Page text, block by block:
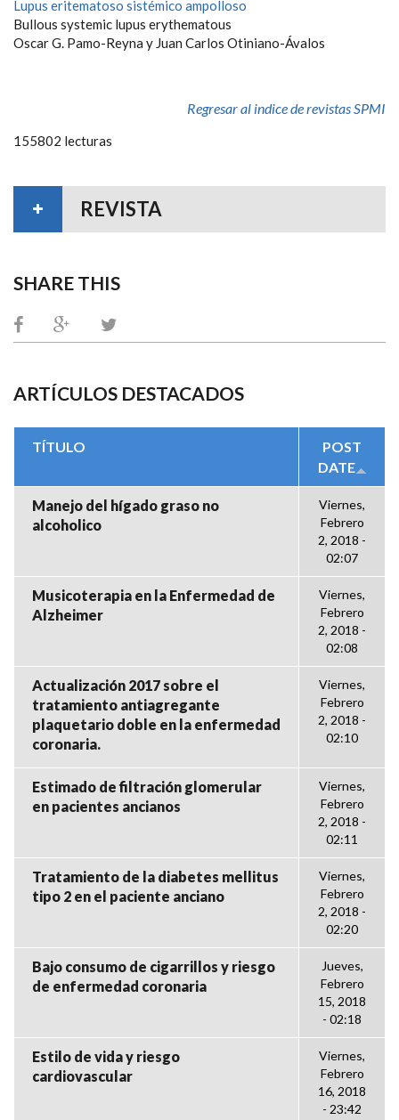
Lupus eritematoso sistémico ampolloso
Bullous systemic lupus erythematous
Oscar G. Pamo-Reyna y Juan Carlos Otiniano-Ávalos
Regresar al indice de revistas SPMI
155802 lecturas
REVISTA
SHARE THIS
ARTÍCULOS DESTACADOS
TÍTULO
POST
DATE
Manejo del hígado graso no
alcoholico
Viernes,
Febrero
2, 2018 -
02:07
Musicoterapia en la Enfermedad de
Alzheimer
Viernes,
Febrero
2, 2018 -
02:08
Actualización 2017 sobre el
tratamiento antiagregante
plaquetario doble en la enfermedad
coronaria.
Viernes,
Febrero
2, 2018 -
02:10
Estimado de filtración glomerular
en pacientes ancianos
Viernes,
Febrero
2, 2018 -
02:11
Tratamiento de la diabetes mellitus
tipo 2 en el paciente anciano
Viernes,
Febrero
2, 2018 -
02:20
Bajo consumo de cigarrillos y riesgo
de enfermedad coronaria
Jueves,
Febrero
15, 2018
- 02:18
Estilo de vida y riesgo
cardiovascular
Viernes,
Febrero
16, 2018
- 23:42